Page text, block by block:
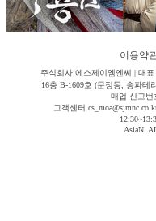
이용약
주식회사 에스제이엠엔씨 | 대
16층 B-1609호 (문정동, 송파테
매업 신고번
고객센터
AsiaN.